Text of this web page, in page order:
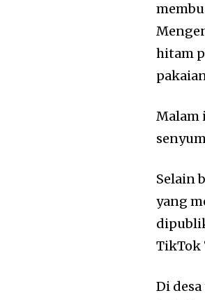
hitam
Malam
Selain
yang
TikTok
Di